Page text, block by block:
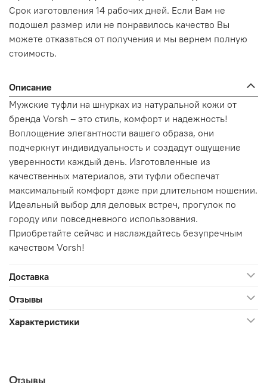
Срок изготовления 14 рабочих дней. Если Вам не
подошел размер или не понравилось качество Вы
можете отказаться от получения и мы вернем полную
стоимость.
Описание
Мужские туфли на шнурках из натуральной кожи от
бренда Vorsh – это стиль, комфорт и надежность!
Воплощение элегантности вашего образа, они
подчеркнут индивидуальность и создадут ощущение
уверенности каждый день. Изготовленные из
качественных материалов, эти туфли обеспечат
максимальный комфорт даже при длительном ношении.
Идеальный выбор для деловых встреч, прогулок по
городу или повседневного использования.
Приобретайте сейчас и наслаждайтесь безупречным
качеством Vorsh!
Доставка
Отзывы
Характеристики